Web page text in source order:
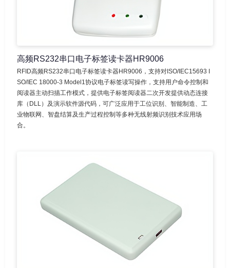
高频RS232串口电子标签读卡器HR9006
RFID高频RS232串口电子标签读卡器HR9006，支持对ISO/IEC15693 I
SO/IEC 18000-3 Model1协议电子标签读写操作，支持用户命令控制和
阅读器主动扫描工作模式，提供电子标签阅读器二次开发提供动态连接
库（DLL）及演示软件源代码，可广泛应用于工位识别、智能制造、工
业物联网、智盘结算及生产过程控制等多种无线射频识别技术应用场
合。